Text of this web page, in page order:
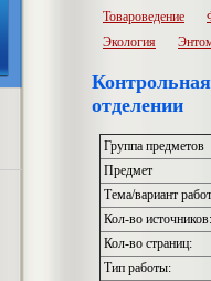
Товароведение
Экология
отделении
Группа предметов
Предмет
Тема/вариант
Кол-во источников:
Кол-во страниц:
Тип работы: